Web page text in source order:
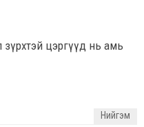
зүрхтэй цэргүүд нь амь
Нийгэм